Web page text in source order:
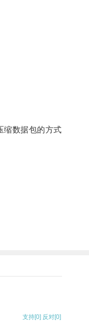
缩数据包的方式
支持[0] 反对[0]